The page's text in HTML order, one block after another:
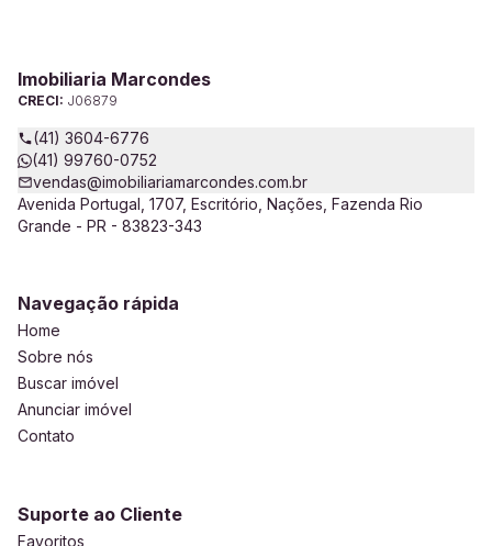
Imobiliaria Marcondes
CRECI: J06879
(41) 3604-6776
(41) 99760-0752
vendas@imobiliariamarcondes.com.br
Avenida Portugal, 1707, Escritório, Nações, Fazenda Rio
Grande - PR - 83823-343
Navegação rápida
Home
Sobre nós
Buscar imóvel
Anunciar imóvel
Contato
Suporte ao Cliente
Favoritos